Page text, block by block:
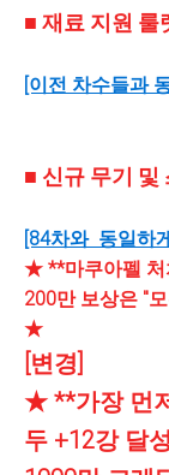
■ 재료 지원 룰
[이전 차수들과
■ 신규 무기 및
[84차와 동일하
★ **마쿠아펠 처
200만 보상은 "
★
[변경]
★ **가장 먼
두 +12강 달